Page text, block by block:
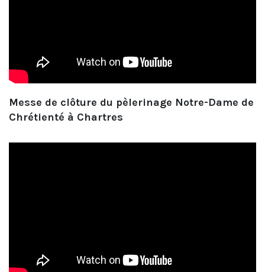
Messe de clôture du pèlerinage Notre-Dame de
Chrétienté à Chartres